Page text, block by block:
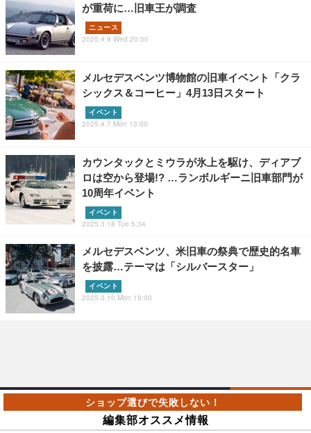
が重荷に…旧車王が調査
ニュース
2025.4.9 Wed 20:00
メルセデスベンツ博物館の旧車イベント「クラ
シックス＆コーヒー」4月13日スタート
イベント
2025.4.7 Mon 13:00
カウンタックとミウラが氷上を駆け、ディアブ
ロは空から登場!? …ランボルギーニ旧車部門が
10周年イベント
イベント
2025.3.18 Tue 5:34
メルセデスベンツ、米旧車の祭典で歴史的名車
を披露…テーマは「シルバースター」
イベント
2025.3.10 Mon 19:00
編集部オススメ情報